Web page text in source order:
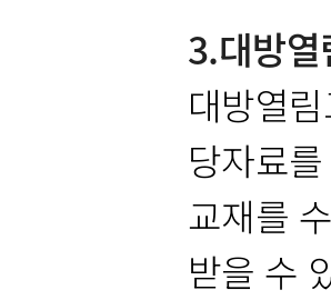
3.대방
대방열
당자료
교재를
받을 수